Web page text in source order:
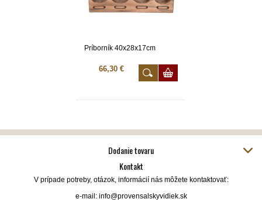
Príborník 40x28x17cm
66,30 €
Dodanie tovaru
Kontakt
V prípade potreby, otázok, informácií nás môžete kontaktovať:
e-mail: info@provensalskyvidiek.sk